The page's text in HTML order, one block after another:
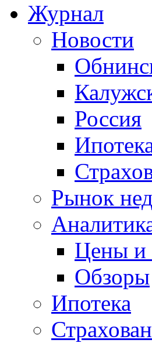
Журнал
Новости
Россия
Рынок
Цены и
Обзоры
Ипотека